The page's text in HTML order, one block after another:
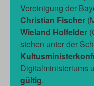
Vereinigung der
Christian Fischer
Wieland Holfelder
stehen unter der
Digitalministeriums
gültig.